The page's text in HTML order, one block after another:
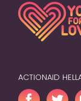
ACTIONAID